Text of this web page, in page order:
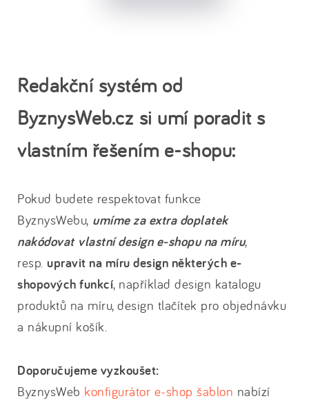
Redakční systém od
ByznysWeb.cz si umí poradit s
vlastním řešením e-shopu:
Pokud budete respektovat funkce
ByznysWebu, umíme za extra doplatek
nakódovat vlastní design e-shopu na míru,
resp. upravit na míru design některých e-
shopových funkcí, například design katalogu
produktů na míru, design tlačítek pro objednávku
a nákupní košík.
Doporučujeme vyzkoušet:
ByznysWeb konfigurátor e-shop šablon nabízí